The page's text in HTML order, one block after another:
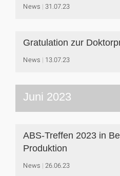
News 31.07.23
Gratulation zur
News 13.07.23
Juni 2023
ABS-Treffen 2023 in
Produktion
News 26.06.23